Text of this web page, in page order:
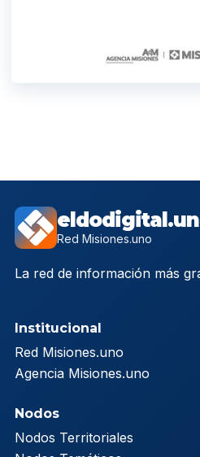
Red Misiones.uno
La red de información más
Institucional
Red Misiones.uno
Agencia Misiones.uno
Nodos
Nodos Territoriales